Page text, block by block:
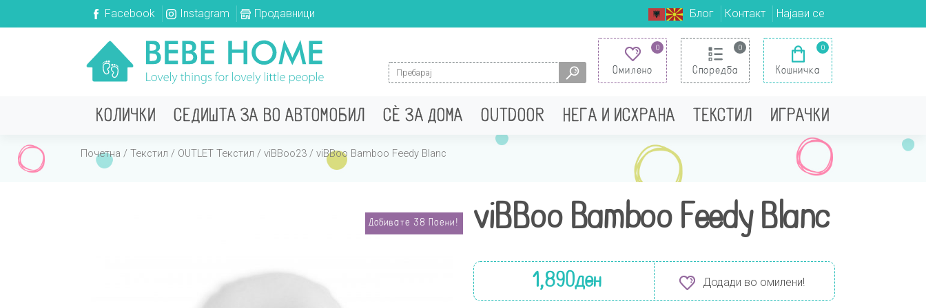
Facebook Instagram Продавници Блог Контакт Најави се
Search for:
0
Омилено
0
Споредба
0
Кошничка
КОЛИЧКИ СЕДИШТА ЗА ВО АВТОМОБИЛ СÈ ЗА ДОМА OUTDOOR НЕГА И ИСХРАНА ТЕКСТИЛ ИГРАЧКИ
Почетна / Текстил / OUTLET Текстил / viBBoo23 / viBBoo Bamboo Feedy Blanc
Добивате 38 Поени! viBBoo Bamboo Feedy Blanc
1,890ден Додади во омилени!